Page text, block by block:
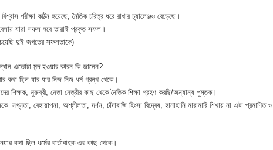
পরীক্ষা কঠিন হয়েছে, নৈতিক চরিত্র ধরে রাখার চ্যালেঞ্জও বেড়েছে।
যারা সফল হবে তারাই প্রকৃত সফল।
দুই জগতের সফলতাকে)
এতোটা মন্দ হওয়ার কারন কি জানেন?
কথা ছিল যার যার নিজ নিজ ধর্ম গ্রন্থ থেকে।
শিক্ষক, মুরুব্বী, নেতা নেত্রীর কাছ থেকে নৈতিক শিক্ষা গ্রহণ করছি/অন্যান্য পুস্তক।
নগ্নতা, বেহায়াপনা, অশ্লীলতা, দর্শন, চাঁদাবাজি হিংসা বিদ্বেষ, হানাহানি মারামারি শিখায় না এটা প্রমাণিত ও
কথা ছিল ধর্মের বার্তাবাহক এর কাছ থেকে।